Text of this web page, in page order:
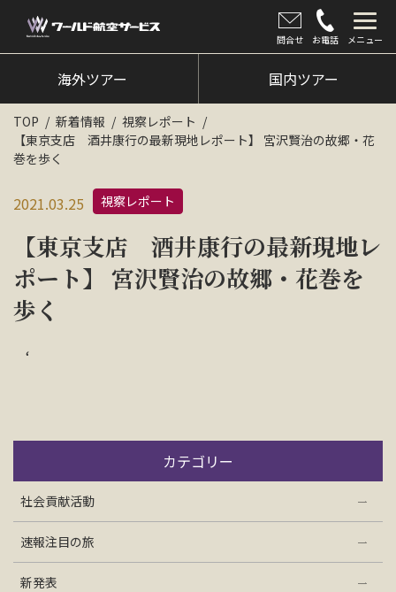
問合せ お電話 メニュー
海外ツアー
国内ツアー
クルーズツアー
ツアー催行状況
旅のひろば
イベント
新着情報
会社情報
資料請求
海外ツアー 国内ツアー
TOP 新着情報
視察レポート
【東京支店 酒井康行の最新現地レポート】 宮沢賢治の故郷・花
巻を歩く
2021.03.25 視察レポート
【東京支店 酒井康行の最新現地レ
ポート】 宮沢賢治の故郷・花巻を
歩く
‘
カテゴリー
社会貢献活動
速報注目の旅
新発表